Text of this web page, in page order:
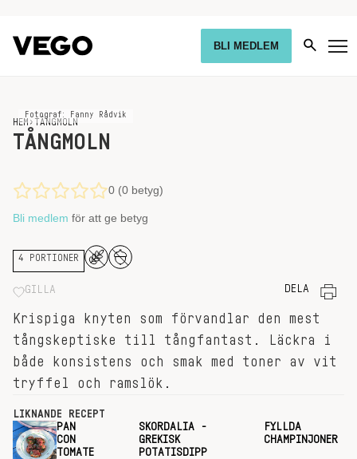
BLI MEDLEM
HEM › TÅNGMOLN
Fotograf: Fanny Rådvik
TÅNGMOLN
0 (0 betyg)
Bli medlem för att ge betyg
4 PORTIONER
GILLA DELA
Krispiga knyten som förvandlar den mest
tångskeptiske till tångfantast. Läckra i
både konsistens och smak med toner av vit
tryffel och ramslök.
LIKNANDE RECEPT
PAN
CON
TOMATE
SKORDALIA -
GREKISK
POTATISDIPP
FYLLDA
CHAMPINJONER